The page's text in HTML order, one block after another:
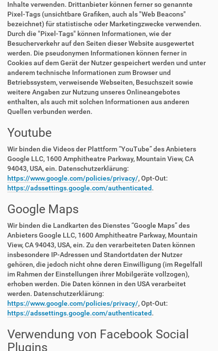
Inhalte verwenden. Drittanbieter können ferner so genannte
Pixel-Tags (unsichtbare Grafiken, auch als "Web Beacons"
bezeichnet) für statistische oder Marketingzwecke verwenden.
Durch die "Pixel-Tags" können Informationen, wie der
Besucherverkehr auf den Seiten dieser Website ausgewertet
werden. Die pseudonymen Informationen können ferner in
Cookies auf dem Gerät der Nutzer gespeichert werden und unter
anderem technische Informationen zum Browser und
Betriebssystem, verweisende Webseiten, Besuchszeit sowie
weitere Angaben zur Nutzung unseres Onlineangebotes
enthalten, als auch mit solchen Informationen aus anderen
Quellen verbunden werden.
Youtube
Wir binden die Videos der Plattform “YouTube” des Anbieters
Google LLC, 1600 Amphitheatre Parkway, Mountain View, CA
94043, USA, ein. Datenschutzerklärung:
https://www.google.com/policies/privacy/, Opt-Out:
https://adssettings.google.com/authenticated.
Google Maps
Wir binden die Landkarten des Dienstes “Google Maps” des
Anbieters Google LLC, 1600 Amphitheatre Parkway, Mountain
View, CA 94043, USA, ein. Zu den verarbeiteten Daten können
insbesondere IP-Adressen und Standortdaten der Nutzer
gehören, die jedoch nicht ohne deren Einwilligung (im Regelfall
im Rahmen der Einstellungen ihrer Mobilgeräte vollzogen),
erhoben werden. Die Daten können in den USA verarbeitet
werden. Datenschutzerklärung:
https://www.google.com/policies/privacy/, Opt-Out:
https://adssettings.google.com/authenticated.
Verwendung von Facebook Social
Plugins